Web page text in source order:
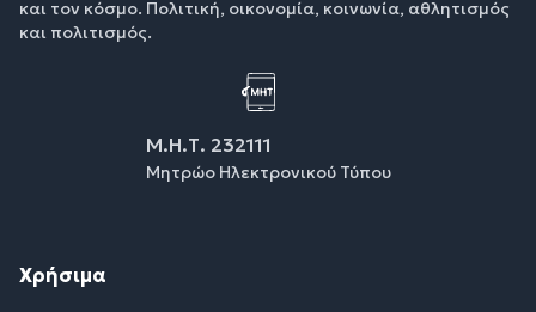
και τον κόσμο. Πολιτική, οικονομία, κοινωνία, αθλητισμός
και πολιτισμός.
Μ.Η.Τ. 232111
Μητρώο Ηλεκτρονικού Τύπου
Χρήσιμα